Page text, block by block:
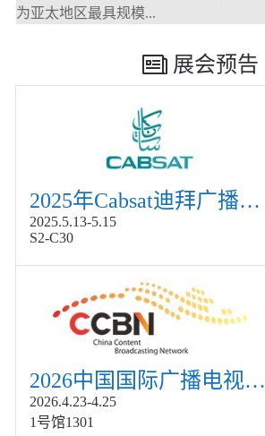
为亚太地区最具规模...
展会预告
2025年Cabsat迪拜广播电视展
2025.5.13-5.15
S2-C30
2026中国国际广播电视信息网络展览会展
2026.4.23-4.25
1号馆1301